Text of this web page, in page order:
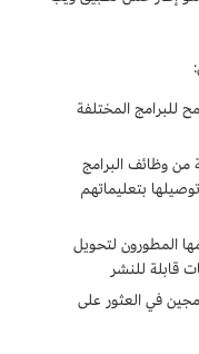
للبرامج المختلفة
من وظائف البرامج
بتعليماتهم
المطورون لتحويل
قابلة للنشر
في العثور على